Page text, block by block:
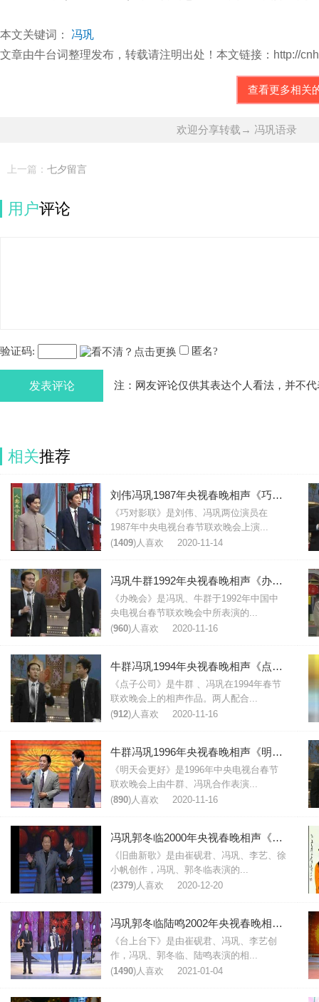
本文关键词： 冯巩
文章由牛台词整理发布，转载请注明出处！本文链接：http://
查看更多相关
欢迎分享转载→ 冯巩语录
上一篇： 七夕留言
用户评论
验证码: 匿名?
发表评论 注：网友评论仅供其表达个人看法，并不
相关推荐
刘伟冯巩1987年央视春晚相声《巧对影联》台词
《巧对影联》是刘伟、冯巩两位演员在
1987年中央电视台春节联欢晚会上演...
(1409)人喜欢 2020-11-14
冯巩牛群1992年央视春晚相声《办晚会》台词
《办晚会》是冯巩、牛群于1992年中国中
央电视台春节联欢晚会中所表演的...
(960)人喜欢 2020-11-16
牛群冯巩1994年央视春晚相声《点子公司》台词
《点子公司》是牛群 、冯巩在1994年春节
联欢晚会上的相声作品。两人配合...
(912)人喜欢 2020-11-16
牛群冯巩1996年央视春晚相声《明天会更好》台词
《明天会更好》是1996年中央电视台春节
联欢晚会上由牛群、冯巩合作表演...
(890)人喜欢 2020-11-16
冯巩郭冬临2000年央视春晚相声《旧曲新歌》台词
《旧曲新歌》是由崔砚君、冯巩、李艺、徐
小帆创作，冯巩、郭冬临表演的...
(2379)人喜欢 2020-12-20
冯巩郭冬临陆鸣2002年央视春晚相声《台上台下》台词
《台上台下》是由崔砚君、冯巩、李艺创
作，冯巩、郭冬临、陆鸣表演的相...
(1490)人喜欢 2021-01-04